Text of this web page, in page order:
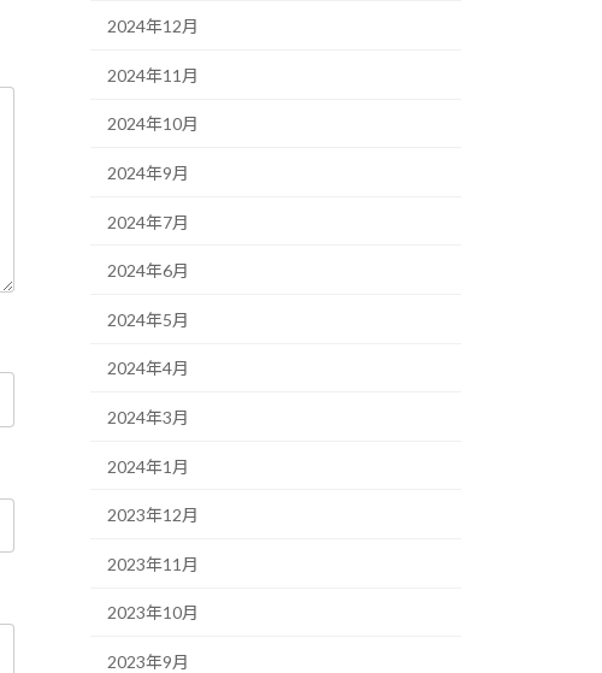
2024年12月
2024年11月
2024年10月
2024年9月
2024年7月
2024年6月
2024年5月
2024年4月
2024年3月
2024年1月
2023年12月
2023年11月
2023年10月
2023年9月